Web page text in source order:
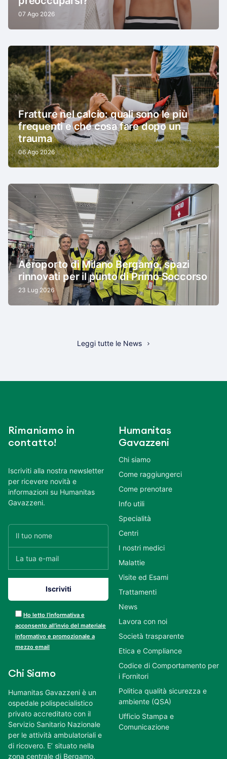
07 Ago 2026
Fratture nel calcio: quali sono le più
frequenti e che cosa fare dopo un
trauma
06 Ago 2026
Aeroporto di Milano Bergamo, spazi
rinnovati per il punto di Primo Soccorso
23 Lug 2026
Leggi tutte le News
Rimaniamo in
contatto!
Iscriviti alla nostra newsletter
per ricevere novità e
informazioni su Humanitas
Gavazzeni.
Ho letto l’informativa e
acconsento all’invio del materiale
informativo e promozionale a
mezzo email
Chi Siamo
Humanitas Gavazzeni è un
ospedale polispecialistico
privato accreditato con il
Servizio Sanitario Nazionale
per le attività ambulatoriali e
di ricovero. E’ situato nella
zona centrale di Bergamo,
Humanitas
Gavazzeni
Chi siamo
Come raggiungerci
Come prenotare
Info utili
Specialità
Centri
I nostri medici
Malattie
Visite ed Esami
Trattamenti
News
Lavora con noi
Società trasparente
Etica e Compliance
Codice di Comportamento per
i Fornitori
Politica qualità sicurezza e
ambiente (QSA)
Ufficio Stampa e
Comunicazione